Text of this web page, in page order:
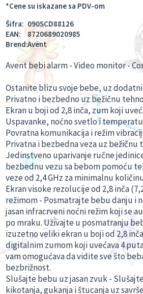
*Cene su iskazane sa PDV-om
Šifra: 090SCD88126
EAN:
8720689020985
Brend:Avent
Avent bebi alarm - Video monitor -
Ostanite blizu svoje bebe, uz dodatni
Privatno i bezbedno uz bežičnu
Ekran u boji od 2,8 inča, zum koji
Uspavanke, noćno svetlo i
Povratna komunikacija i režim
Privatna i bezbedna veza uz bežičnu
Jedinstveno uparivanje ručne
bezbednu vezu sa bebom pomoću
veze od 2,4 GHz za minimalnu
Ekran visoke rezolucije od 2,8 inča
režimom - Posmatrajte bebu danju i
jasan infracrveni noćni režim koji se
po mraku. Uživajte u posmatranju
izuzetno veliki ekran u boji od 2,8
digitalnim zumom koji uvećava 4
vam omogućava da vidite sve što
bezbrižnost.
Slušajte bebu uz jasan zvuk -
kikotanja, gukanja i štucanja uz